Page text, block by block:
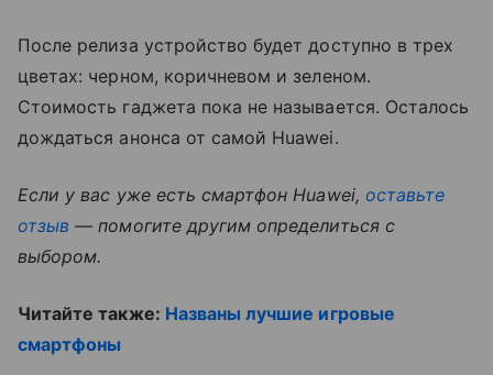
После релиза устройство будет доступно в трех
цветах: черном, коричневом и зеленом.
Стоимость гаджета пока не называется. Осталось
дождаться анонса от самой Huawei.
Если у вас уже есть смартфон Huawei, оставьте
отзыв — помогите другим определиться с
выбором.
Читайте также: Названы лучшие игровые
смартфоны